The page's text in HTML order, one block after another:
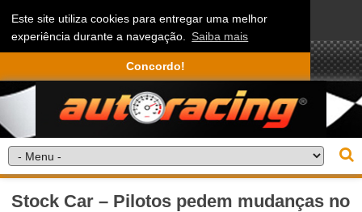
Este site utiliza cookies para entregar uma melhor
experiência durante a navegação. Saiba mais
Concordo!
Stock Car – Pilotos pedem mudanças no